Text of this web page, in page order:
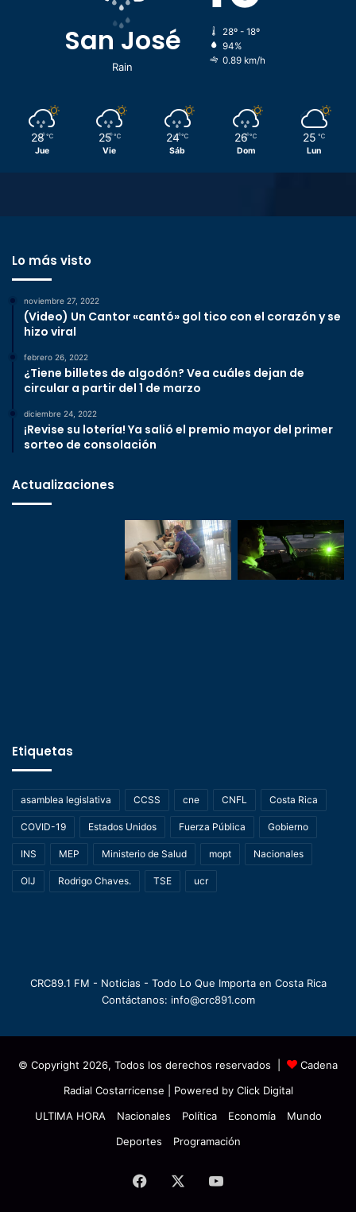
San José
Rain
28º - 18º
94%
0.89 km/h
28 ℃
Jue
25 ℃
Vie
24 ℃
Sáb
26 ℃
Dom
25 ℃
Lun
Lo más visto
noviembre 27, 2022
(Video) Un Cantor «cantó» gol tico con el corazón y se
hizo viral
febrero 26, 2022
¿Tiene billetes de algodón? Vea cuáles dejan de
circular a partir del 1 de marzo
diciembre 24, 2022
¡Revise su lotería! Ya salió el premio mayor del primer
sorteo de consolación
Actualizaciones
Etiquetas
asamblea legislativa CCSS cne CNFL Costa Rica
COVID-19 Estados Unidos Fuerza Pública Gobierno
INS MEP Ministerio de Salud mopt Nacionales
OIJ Rodrigo Chaves. TSE ucr
CRC89.1 FM - Noticias - Todo Lo Que Importa en Costa Rica
Contáctanos: info@crc891.com
© Copyright 2026, Todos los derechos reservados |
Cadena
Radial Costarricense | Powered by Click Digital
ULTIMA HORA
Nacionales Política Economía
Mundo
Deportes
Programación
Facebook YouTube